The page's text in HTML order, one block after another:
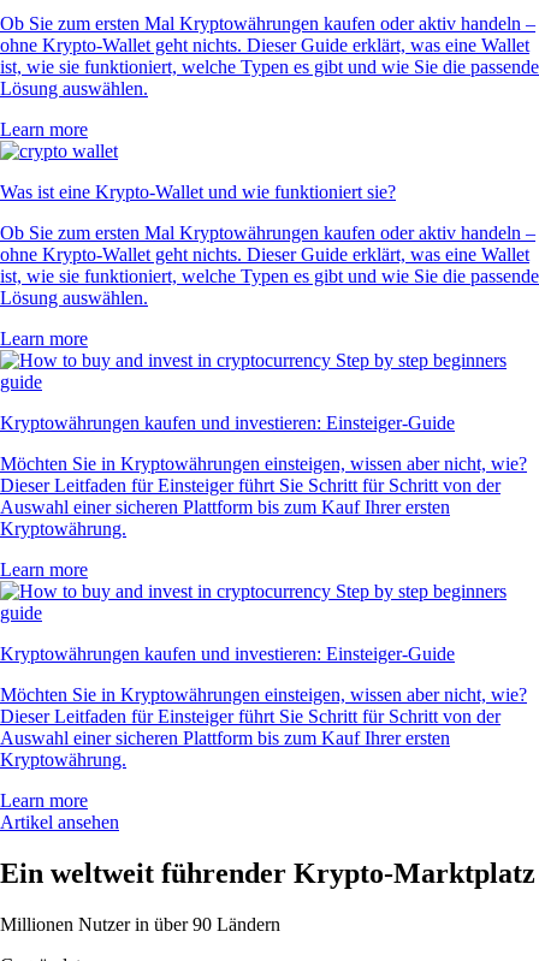
Ob Sie zum ersten Mal Kryptowährungen kaufen oder aktiv handeln –
ohne Krypto-Wallet geht nichts. Dieser Guide erklärt, was eine Wallet
ist, wie sie funktioniert, welche Typen es gibt und wie Sie die passende
Lösung auswählen.
Learn more
Was ist eine Krypto-Wallet und wie funktioniert sie?
Ob Sie zum ersten Mal Kryptowährungen kaufen oder aktiv handeln –
ohne Krypto-Wallet geht nichts. Dieser Guide erklärt, was eine Wallet
ist, wie sie funktioniert, welche Typen es gibt und wie Sie die passende
Lösung auswählen.
Learn more
Kryptowährungen kaufen und investieren: Einsteiger-Guide
Möchten Sie in Kryptowährungen einsteigen, wissen aber nicht, wie?
Dieser Leitfaden für Einsteiger führt Sie Schritt für Schritt von der
Auswahl einer sicheren Plattform bis zum Kauf Ihrer ersten
Kryptowährung.
Learn more
Kryptowährungen kaufen und investieren: Einsteiger-Guide
Möchten Sie in Kryptowährungen einsteigen, wissen aber nicht, wie?
Dieser Leitfaden für Einsteiger führt Sie Schritt für Schritt von der
Auswahl einer sicheren Plattform bis zum Kauf Ihrer ersten
Kryptowährung.
Learn more
Artikel ansehen
Ein weltweit führender Krypto-Marktplatz
Millionen Nutzer in über 90 Ländern